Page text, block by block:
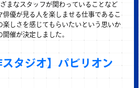
まなスタッフが関わっていることなど
俳優が見る人を楽しませる仕事であるこ
楽しさを感じてもらいたいという思いか
催が決定しました。
スタジオ】パビリオン